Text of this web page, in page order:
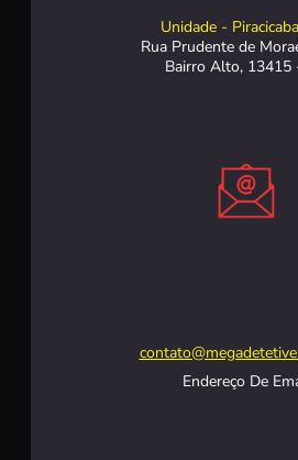
Unidade -
Rua Prudente de
Bairro Alto, 13415
Endereço De